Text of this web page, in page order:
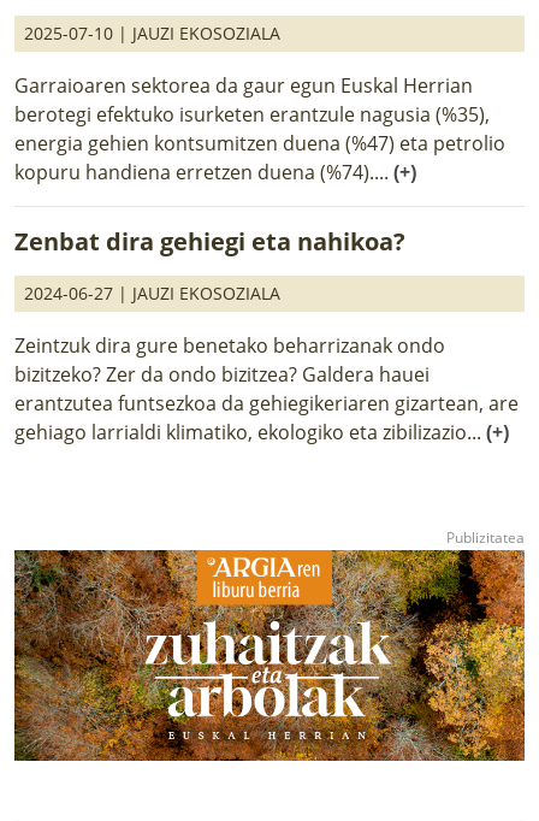
2025-07-10 | JAUZI EKOSOZIALA
Garraioaren sektorea da gaur egun Euskal Herrian
berotegi efektuko isurketen erantzule nagusia (%35),
energia gehien kontsumitzen duena (%47) eta petrolio
kopuru handiena erretzen duena (%74).... (+)
Zenbat dira gehiegi eta nahikoa?
2024-06-27 | JAUZI EKOSOZIALA
Zeintzuk dira gure benetako beharrizanak ondo
bizitzeko? Zer da ondo bizitzea? Galdera hauei
erantzutea funtsezkoa da gehiegikeriaren gizartean, are
gehiago larrialdi klimatiko, ekologiko eta zibilizazio... (+)